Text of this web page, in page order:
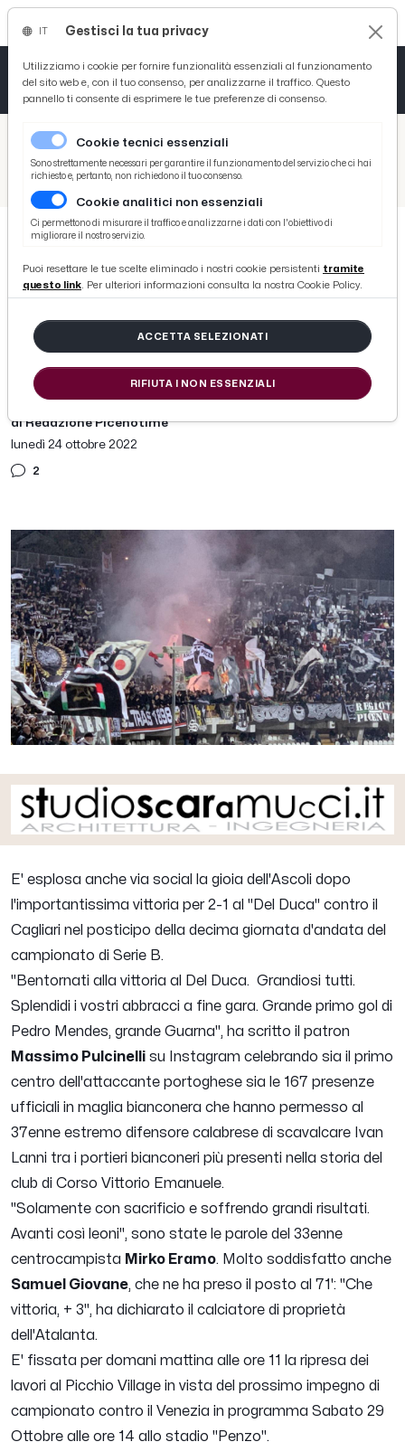
/ Picenotime
/ Ascoli Time
Ascoli-Cagliari 2-1, Pulcinelli: “Grande Guarna e grande primo gol di Mendes”. Eramo: “Avanti così leoni”
Ascoli-Cagliari 2-1, Pulcinelli:
“Grande Guarna e grande primo
gol di Mendes”. Eramo: “Avanti così
leoni”
di Redazione Picenotime
lunedì 24 ottobre 2022
2
E' esplosa anche via social la gioia dell'Ascoli dopo
l'importantissima vittoria per 2-1 al "Del Duca" contro il
Cagliari nel posticipo della decima giornata d'andata del
campionato di Serie B.
" Bentornati alla vittoria al Del Duca. Grandiosi tutti.
Splendidi i vostri abbracci a fine gara. Grande primo gol di
Pedro Mendes, grande Guarna", ha scritto il patron
Massimo Pulcinelli su Instagram celebrando sia il primo
centro dell'attaccante portoghese sia le 167 presenze
ufficiali in maglia bianconera che hanno permesso al
37enne estremo difensore calabrese di scavalcare Ivan
Lanni tra i portieri bianconeri più presenti nella storia del
club di Corso Vittorio Emanuele.
"Solamente con sacrificio e soffrendo grandi risultati.
Avanti così leoni", sono state le parole del 33enne
centrocampista Mirko Eramo. Molto soddisfatto anche
Samuel Giovane, che ne ha preso il posto al 71': "Che
vittoria, + 3", ha dichiarato il calciatore di proprietà
dell'Atalanta.
E' fissata per domani mattina alle ore 11 la ripresa dei
lavori al Picchio Village in vista del prossimo impegno di
campionato contro il Venezia in programma Sabato 29
Ottobre alle ore 14 allo stadio "Penzo".
Gestisci la tua privacy
Utilizziamo i cookie per fornire funzionalità essenziali al funzionamento
del sito web e, con il tuo consenso, per analizzarne il traffico. Questo
pannello ti consente di esprimere le tue preferenze di consenso.
Cookie tecnici essenziali
Sono strettamente necessari per garantire il funzionamento del servizio che ci hai
richiesto e, pertanto, non richiedono il tuo consenso.
Cookie analitici non essenziali
Ci permettono di misurare il traffico e analizzarne i dati con l'obiettivo di
migliorare il nostro servizio.
Puoi resettare le tue scelte eliminado i nostri cookie persistenti tramite
questo link. Per ulteriori informazioni consulta la nostra Cookie Policy.
ACCETTA SELEZIONATI
RIFIUTA I NON ESSENZIALI
Tutto News
Tutto Sport
Basket
Ciclismo
Tutto Curiosità